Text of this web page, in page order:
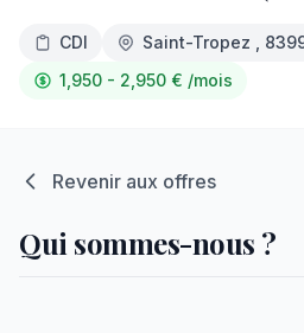
CDI Saint-Tropez ,
1,950 - 2,950 € /mois
Revenir aux offres
Qui sommes-nous ?